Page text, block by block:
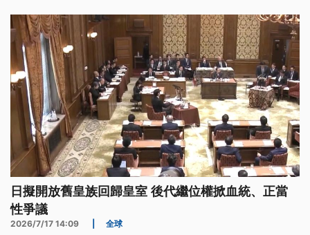
日擬開放舊皇族回歸皇室 後代繼位權掀血統、正當
性爭議
2026/7/17 14:09 全球